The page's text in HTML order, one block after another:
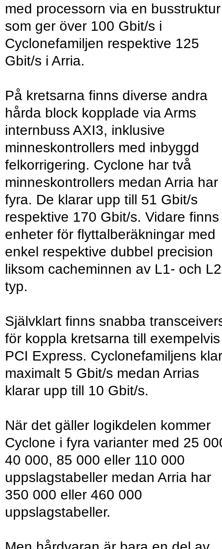
med processorn via en busstruktur
som ger över 100 Gbit/s i
Cyclonefamiljen respektive 125
Gbit/s i Arria.
På kretsarna finns diverse andra
hårda block kopplade via Arms
internbuss AXI3, inklusive
minneskontrollers med inbyggd
felkorrigering. Cyclone har två
minneskontrollers medan Arria har
fyra. De klarar upp till 51 Gbit/s
respektive 170 Gbit/s. Vidare finns
enheter för flyttalberäkningar med
enkel respektive dubbel precision
liksom cacheminnen av L1- och
typ.
Självklart finns snabba
för koppla kretsarna till exempelvis
PCI Express. Cyclonefamiljens
maximalt 5 Gbit/s medan Arrias
klarar upp till 10 Gbit/s.
När det gäller logikdelen kommer
Cyclone i fyra varianter med 25
40 000, 85 000 eller 110 000
uppslagstabeller medan Arria har
350 000 eller 460 000
uppslagstabeller.